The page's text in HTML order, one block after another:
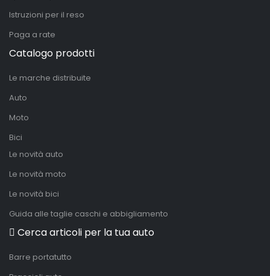
Istruzioni per il reso
Paga a rate
Catalogo prodotti
Le marche distribuite
Auto
Moto
Bici
Le novità auto
Le novità moto
Le novità bici
Guida alle taglie caschi e abbigliamento
Cerca articoli per la tua auto
Barre portatutto